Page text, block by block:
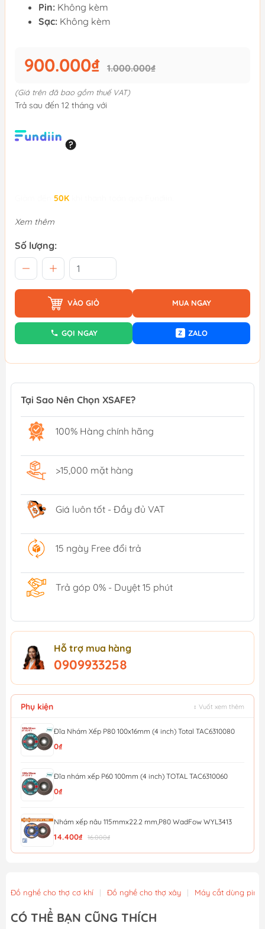
Pin: Không kèm
Sạc: Không kèm
900.000₫ 1.000.000₫
(Giá trên đã bao gồm thuế VAT)
Trả sau đến 12 tháng với
50K
Xem thêm
Số lượng:
VÀO GIỎ MUA NGAY
GỌI NGAY Z ZALO
Tại Sao Nên Chọn XSAFE?
100% Hàng chính hãng
>15,000 mặt hàng
Giá luôn tốt - Đầy đủ VAT
15 ngày Free đổi trả
Trả góp 0% - Duyệt 15 phút
Hỗ trợ mua hàng
0909933258
Phụ kiện ↕ Vuốt xem thêm
Đĩa Nhám Xếp P80 100x16mm (4 inch) Total TAC6310080
0₫
Đĩa nhám xếp P60 100mm (4 inch) TOTAL TAC6310060
0₫
Nhám xếp nâu 115mmx22.2 mm,P80 WadFow WYL3413
14.400₫ 16.000₫
Đá mài kim loại 115x6x22.2mm WadFow WAC1347
13.500₫
Đồ nghề cho thợ cơ khí | Đồ nghề cho thợ xây | Máy cắt dùng pin
CÓ THỂ BẠN CŨNG THÍCH